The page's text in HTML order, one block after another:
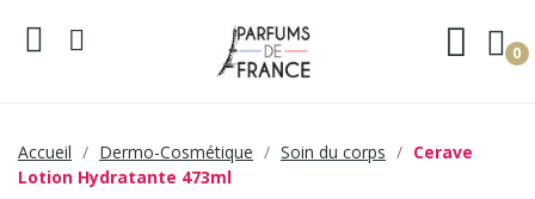
0
Accueil Dermo-Cosmétique Soin du corps
Cerave
Lotion Hydratante 473ml